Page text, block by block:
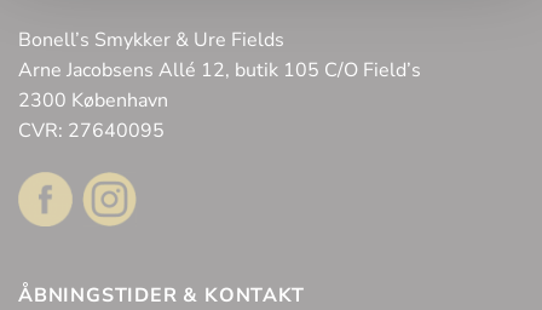
Bonell’s Smykker & Ure Fields
Arne Jacobsens Allé 12, butik 105 C/O Field’s
2300 København
CVR: 27640095
ÅBNINGSTIDER & KONTAKT